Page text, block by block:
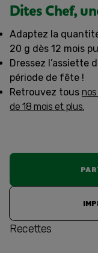
Dites Chef,
Adaptez la
20 g dès 12 mois
Dressez l’assiette
période de fête !
Retrouvez tous
de 18 mois et plus.
Recettes